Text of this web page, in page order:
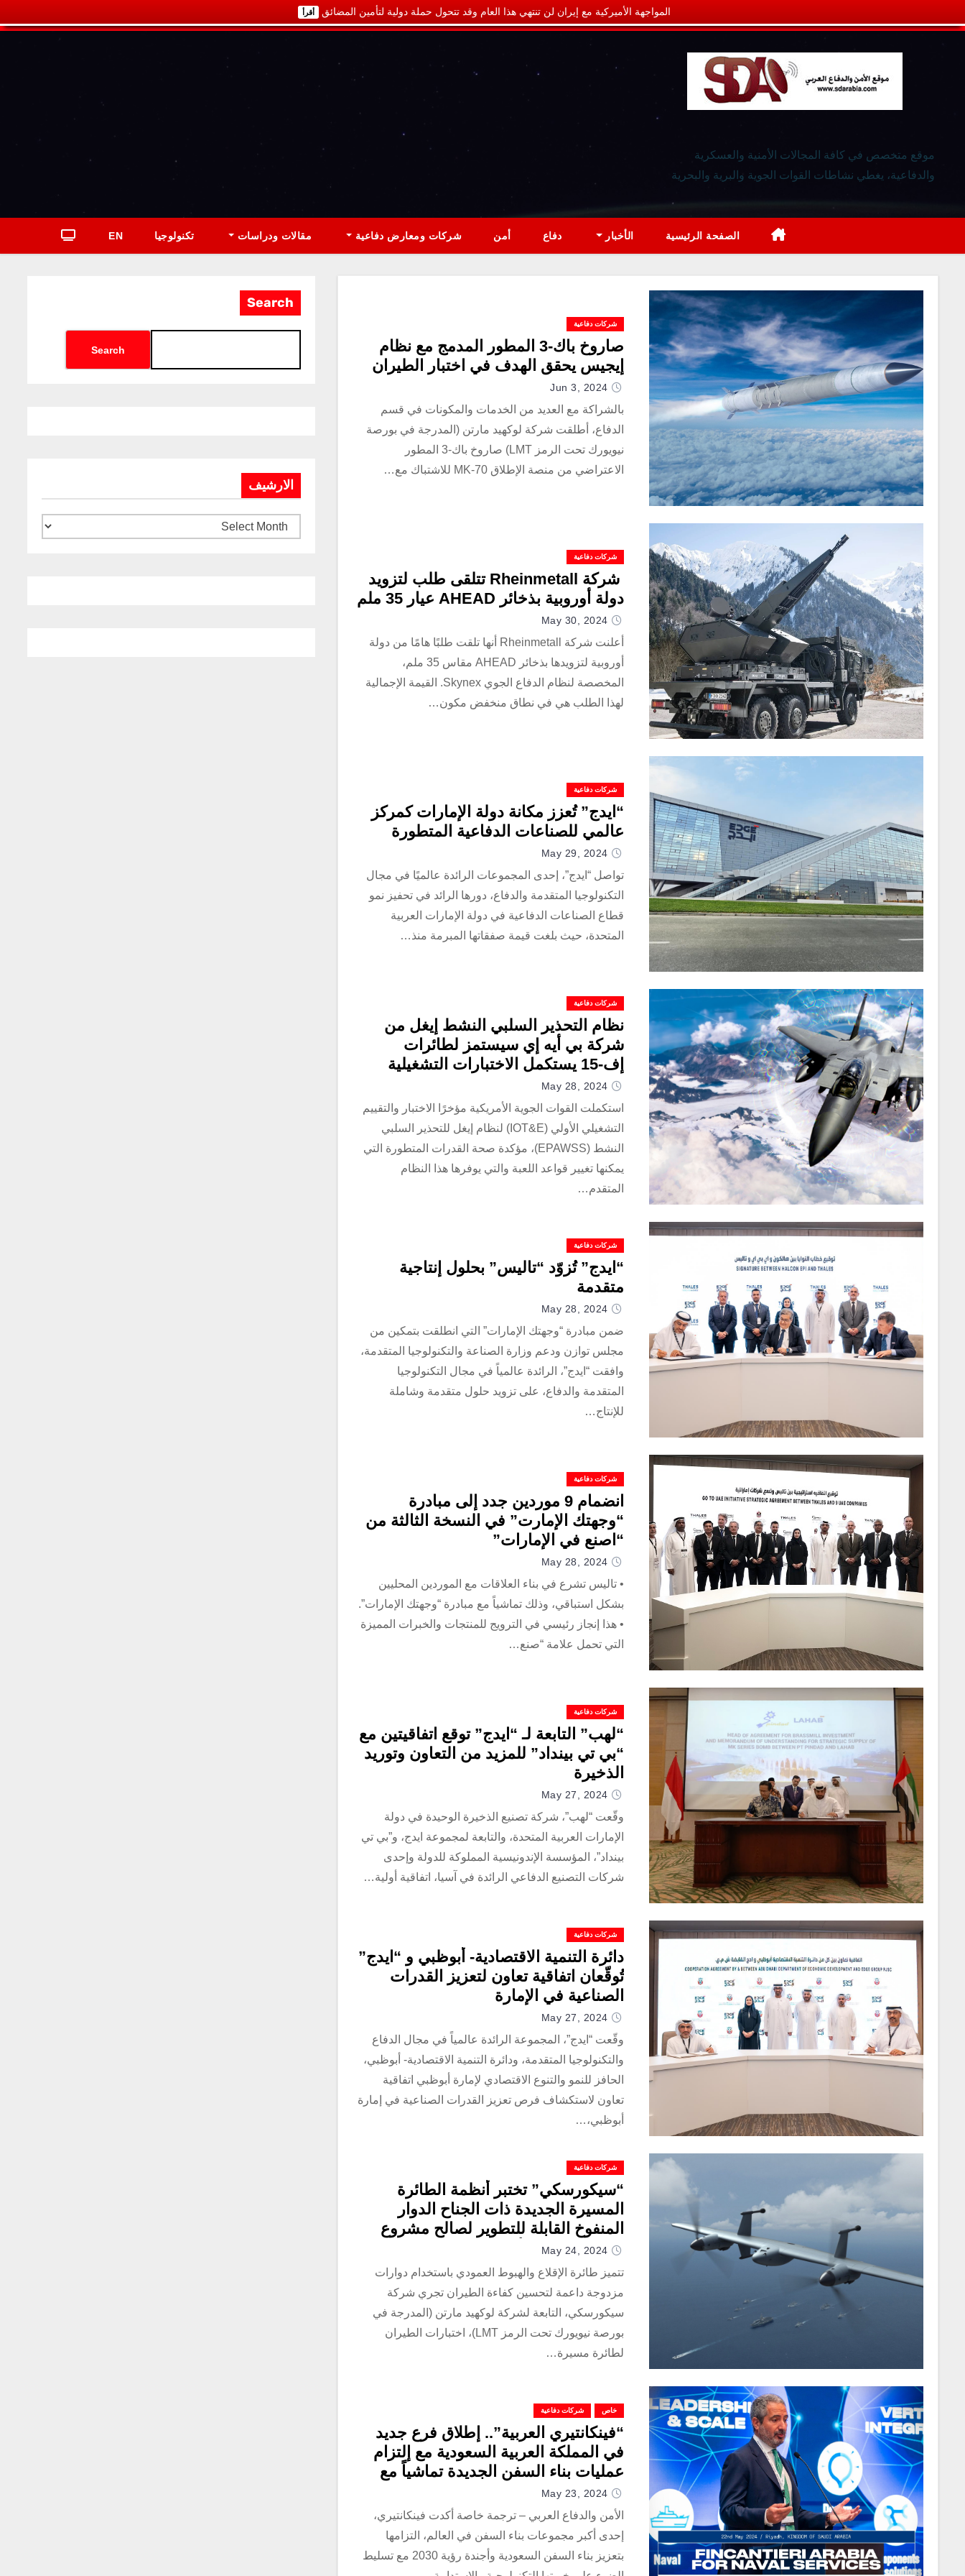
المواجهة الأميركية مع إيران لن تنتهي هذا العام وقد تتحول حملة دولية لتأمين المضائق أقرأ
موقع متخصص في كافة المجالات الأمنية والعسكرية
والدفاعية، يغطي نشاطات القوات الجوية والبرية والبحرية
الصفحة الرئيسية الأخبار دفاع أمن شركات ومعارض دفاعية مقالات ودراسات تكنولوجيا EN
شركات دفاعية
صاروخ باك-3 المطور المدمج مع نظام
إيجيس يحقق الهدف في اختبار الطيران
Jun 3, 2024
بالشراكة مع العديد من الخدمات والمكونات في قسم
الدفاع، أطلقت شركة لوكهيد مارتن (المدرجة في بورصة
نيويورك تحت الرمز LMT) صاروخ باك-3 المطور
الاعتراضي من منصة الإطلاق MK-70 للاشتباك مع…
شركات دفاعية
شركة Rheinmetall تتلقى طلب لتزويد
دولة أوروبية بذخائر AHEAD عيار 35 ملم
May 30, 2024
أعلنت شركة Rheinmetall أنها تلقت طلبًا هامًا من دولة
أوروبية لتزويدها بذخائر AHEAD مقاس 35 ملم،
المخصصة لنظام الدفاع الجوي Skynex. القيمة الإجمالية
لهذا الطلب هي في نطاق منخفض مكون…
شركات دفاعية
“ايدج” تُعزز مكانة دولة الإمارات كمركز
عالمي للصناعات الدفاعية المتطورة
May 29, 2024
تواصل “ايدج”، إحدى المجموعات الرائدة عالميًا في مجال
التكنولوجيا المتقدمة والدفاع، دورها الرائد في تحفيز نمو
قطاع الصناعات الدفاعية في دولة الإمارات العربية
المتحدة، حيث بلغت قيمة صفقاتها المبرمة منذ…
شركات دفاعية
نظام التحذير السلبي النشط إيغل من
شركة بي أيه إي سيستمز لطائرات
إف-15 يستكمل الاختبارات التشغيلية
May 28, 2024
استكملت القوات الجوية الأمريكية مؤخرًا الاختبار والتقييم
التشغيلي الأولي (IOT&E) لنظام إيغل للتحذير السلبي
النشط (EPAWSS)، مؤكدة صحة القدرات المتطورة التي
يمكنها تغيير قواعد اللعبة والتي يوفرها هذا النظام
المتقدم…
شركات دفاعية
“ايدج” تُزوّد “تاليس” بحلول إنتاجية
متقدمة
May 28, 2024
ضمن مبادرة “وجهتك الإمارات” التي انطلقت بتمكين من
مجلس توازن ودعم وزارة الصناعة والتكنولوجيا المتقدمة،
وافقت “ايدج”، الرائدة عالمياً في مجال التكنولوجيا
المتقدمة والدفاع، على تزويد حلول متقدمة وشاملة
للإنتاج…
شركات دفاعية
انضمام 9 موردين جدد إلى مبادرة
“وجهتك الإمارت” في النسخة الثالثة من
“اصنع في الإمارات”
May 28, 2024
• تاليس تشرع في بناء العلاقات مع الموردين المحليين
بشكل استباقي، وذلك تماشياً مع مبادرة “وجهتك الإمارات”.
• هذا إنجاز رئيسي في الترويج للمنتجات والخبرات المميزة
التي تحمل علامة “صنع…
شركات دفاعية
“لهب” التابعة لـ “ايدج” توقع اتفاقيتين مع
“بي تي بينداد” للمزيد من التعاون وتوريد
الذخيرة
May 27, 2024
وقّعت “لهب”، شركة تصنيع الذخيرة الوحيدة في دولة
الإمارات العربية المتحدة، والتابعة لمجموعة ايدج، و”بي تي
بينداد”، المؤسسة الإندونيسية المملوكة للدولة وإحدى
شركات التصنيع الدفاعي الرائدة في آسيا، اتفاقية أولية…
شركات دفاعية
دائرة التنمية الاقتصادية- أبوظبي و “ايدج”
تُوقّعان اتفاقية تعاون لتعزيز القدرات
الصناعية في الإمارة
May 27, 2024
وقّعت “ايدج”، المجموعة الرائدة عالمياً في مجال الدفاع
والتكنولوجيا المتقدمة، ودائرة التنمية الاقتصادية- أبوظبي،
الحافز للنمو والتنوع الاقتصادي لإمارة أبوظبي اتفاقية
تعاون لاستكشاف فرص تعزيز القدرات الصناعية في إمارة
أبوظبي،…
شركات دفاعية
“سيكورسكي” تختبر أنظمة الطائرة
المسيرة الجديدة ذات الجناح الدوار
المنفوخ القابلة للتطوير لصالح مشروع
وكالة مشاريع الأبحاث الدفاعية المتقدمة
“داربا”
May 24, 2024
تتميز طائرة الإقلاع والهبوط العمودي باستخدام دوارات
مزدوجة داعمة لتحسين كفاءة الطيران تجري شركة
سيكورسكي، التابعة لشركة لوكهيد مارتن (المدرجة في
بورصة نيويورك تحت الرمز LMT)، اختبارات الطيران
لطائرة مسيرة…
خاص شركات دفاعية
“فينكانتيري العربية”.. إطلاق فرع جديد
في المملكة العربية السعودية مع إلتزام
عمليات بناء السفن الجديدة تماشياً مع
رؤية السعودية 2030
May 23, 2024
الأمن والدفاع العربي – ترجمة خاصة أكدت فينكانتيري،
إحدى أكبر مجموعات بناء السفن في العالم، التزامها
بتعزيز بناء السفن السعودية وأجندة رؤية 2030 مع تسليط
Search
Search
الارشيف